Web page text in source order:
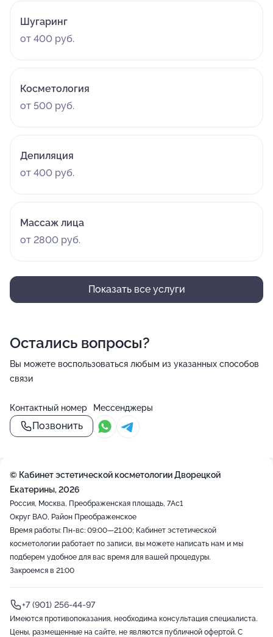
Шугаринг
от 400 руб.
Косметология
от 500 руб.
Депиляция
от 400 руб.
Массаж лица
от 2800 руб.
Показать все услуги
Остались вопросы?
Вы можете воспользоваться любым из указанных способов
связи
Контактный номер
Позвонить
Мессенджеры
© Кабинет эстетической косметологии Дворецкой
Екатерины, 2026
Россия, Москва, Преображенская площадь, 7Ас1
Округ ВАО, Район Преображенское
Время работы: Пн-вс: 09:00—21:00; Кабинет эстетической
косметологии работает по записи, вы можете написать нам и мы
подберем удобное для вас время для вашей процедуры.
Закроемся в 21:00
+7 (901) 256-44-97
Имеются противопоказания, необходима консультация специалиста.
Цены, размещенные на сайте, не являются публичной офертой. С